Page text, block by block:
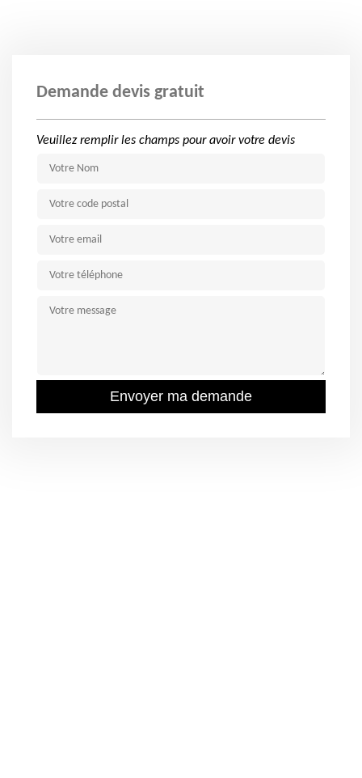
Demande devis gratuit
Veuillez remplir les champs pour avoir votre devis